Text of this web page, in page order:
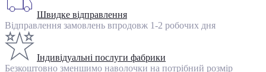
Швидке відправлення
Відправлення замовлень впродовж 1-2 робочих дня
Індивідуальні послуги фабрики
Безкоштовно зменшимо наволочки на потрібний розмір